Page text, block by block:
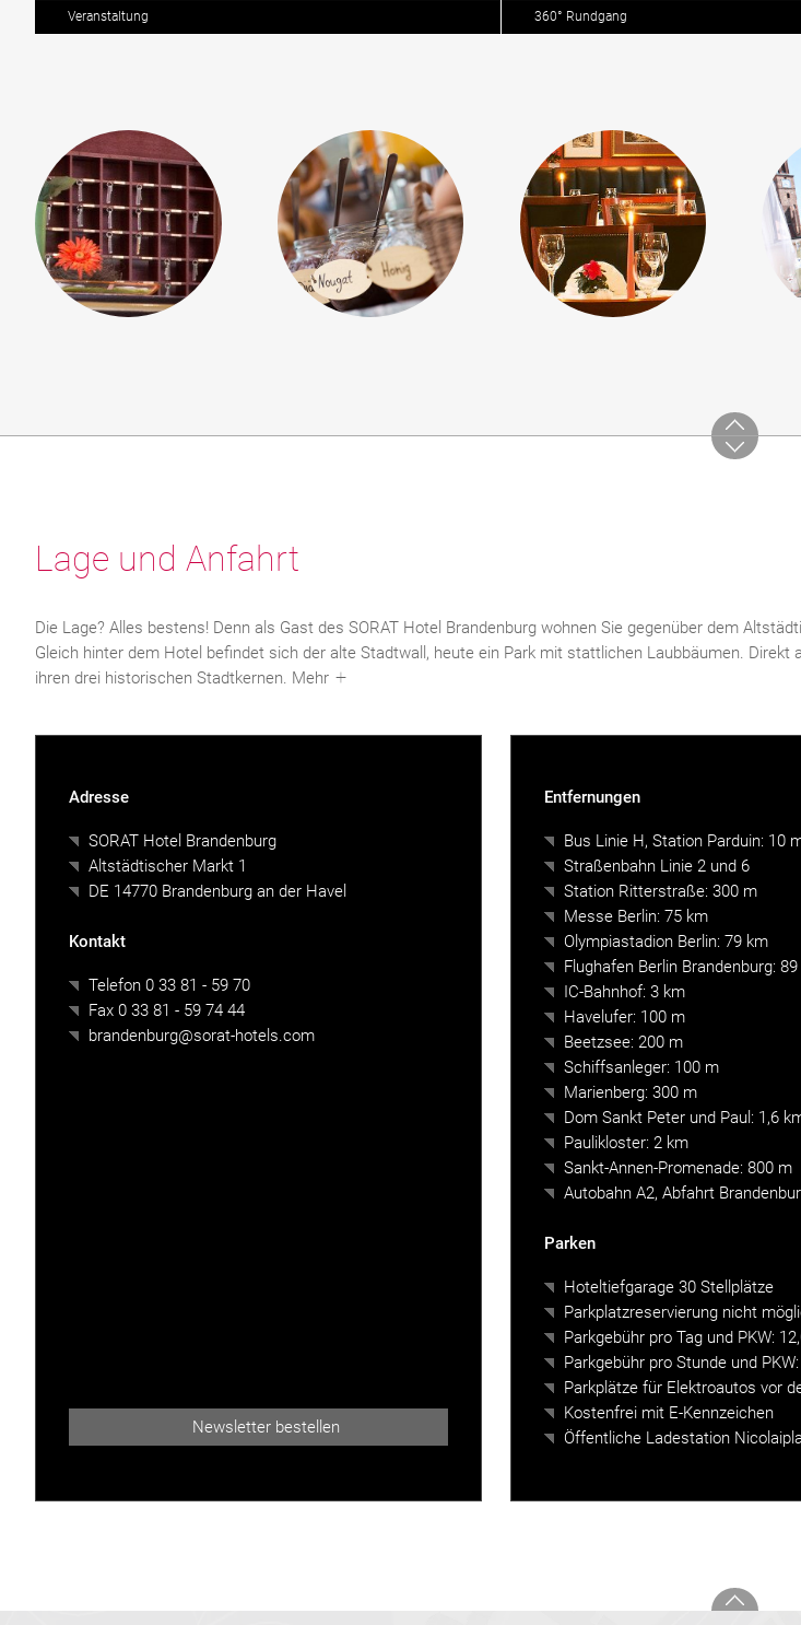
Veranstaltung 360° Rundgang
Lage und Anfahrt
Die Lage? Alles bestens! Denn als Gast des SORAT Hotel Brandenburg wohnen Sie gegenüber dem
Gleich hinter dem Hotel befindet sich der alte Stadtwall, heute ein Park mit stattlichen Laubbäumen.
ihren drei historischen Stadtkernen. Mehr
Adresse
SORAT Hotel Brandenburg
Altstädtischer Markt 1
DE 14770 Brandenburg an der Havel
Kontakt
Telefon 0 33 81 - 59 70
Fax 0 33 81 - 59 74 44
brandenburg@sorat-hotels.com
Newsletter bestellen
Entfernungen
Bus Linie H, Station Parduin: 10
Straßenbahn Linie 2 und 6
Station Ritterstraße: 300 m
Messe Berlin: 75 km
Olympiastadion Berlin: 79 km
Flughafen Berlin Brandenburg:
IC-Bahnhof: 3 km
Havelufer: 100 m
Beetzsee: 200 m
Schiffsanleger: 100 m
Marienberg: 300 m
Dom Sankt Peter und Paul: 1,6
Paulikloster: 2 km
Sankt-Annen-Promenade: 800 m
Autobahn A2, Abfahrt
Parken
Hoteltiefgarage 30 Stellplätze
Parkplatzreservierung nicht
Parkgebühr pro Tag und PKW:
Parkgebühr pro Stunde und
Parkplätze für Elektroautos vor
Kostenfrei mit E-Kennzeichen
Öffentliche Ladestation